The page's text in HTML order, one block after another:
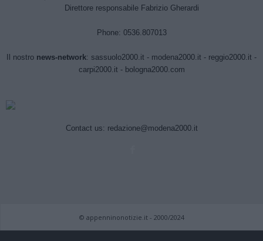
Direttore responsabile Fabrizio Gherardi
Phone: 0536.807013
Il nostro news-network: sassuolo2000.it - modena2000.it - reggio2000.it -
carpi2000.it- bologna2000.com
Contact us: redazione@modena2000.it
© appenninonotizie.it - 2000/2024